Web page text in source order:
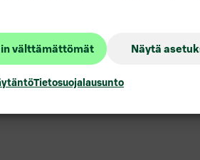
välttämättömät Näytä
Tietosuojalausunto